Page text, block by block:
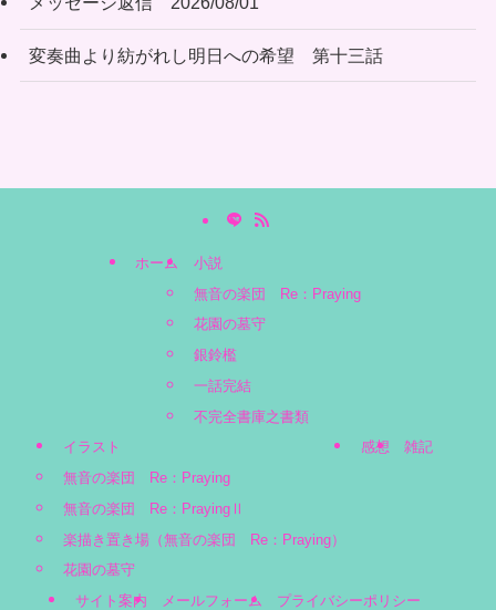
変奏曲より紡がれし明日への希望 第十三話
ホーム
小説
無音の楽団 Re：Praying
花園の墓守
銀鈴檻
一話完結
不完全書庫之書類
イラスト
無音の楽団 Re：Praying
無音の楽団 Re：PrayingⅡ
楽描き置き場（無音の楽団 Re：Praying）
花園の墓守
感想 雑記
サイト案内 メールフォーム プライバシーポリシー